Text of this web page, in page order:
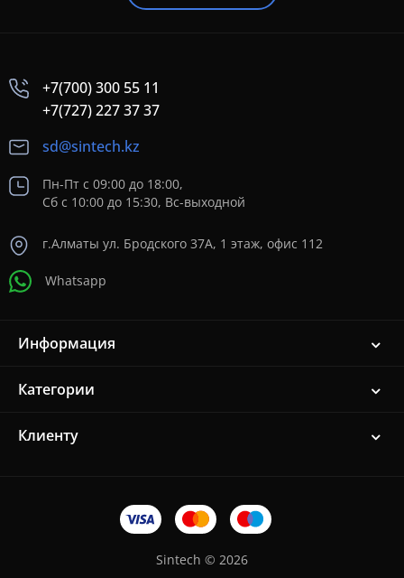
+7(700) 300 55 11
+7(727) 227 37 37
sd@sintech.kz
Пн-Пт с 09:00 до 18:00,
Сб с 10:00 до 15:30, Вс-выходной
г.Алматы ул. Бродского 37A, 1 этаж, офис 112
Whatsapp
Информация
Категории
Клиенту
Sintech © 2026